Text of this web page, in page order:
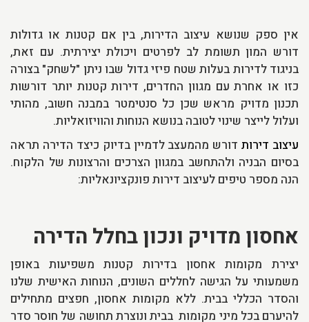
אין ספק שנושא עיצוב הדירות, בין אם קטנות או גדולות
דורש המון תשומת לב לפרטים ויכולת יצירתית. עם זאת,
בניגוד לדירות בעלות שטח פיזי גדול שבו ניתן "לשחק" בצורה
כזו או אחרת עם מגוון החדרים, דירות קטנות יותר דורשות
תכנון מדויק מראש שכן כל סנטימטר במבנה חשוב, מהותי
ועלול לייצר שינוי לטובה בנושא הנוחות והוויזואליות.
עיצוב דירותדורש מהמעצב לדמיין בדיוק כיצד הדירה תראה
בסיום הבניה ולהתחשב במגוון הצרכים והרצונות של הלקוח.
הנה מספר טיפים לעיצוב דירות פונקציונאליות:
אחסון מדויק ונכון בחלל הדירה
יצירת מקומות אחסון בדירות קטנות משפיעות באופן
משמעותי על הגישה לחללים השונים, הנוחות האישית שלנו
והסדר הכללי בבית. ללא מקומות אחסון, חפצים מתחילים
להיערם בכל מיני מקומות בבית ונוצרת תחושה של חוסר סדר